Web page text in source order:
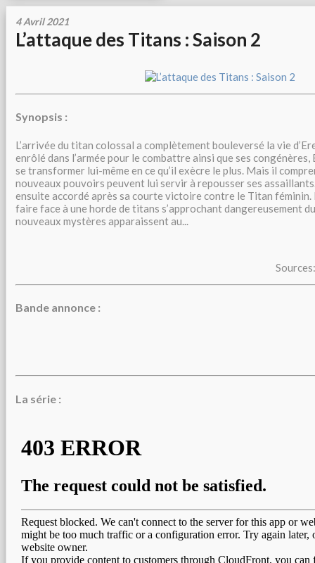
4 Avril 2021
L’attaque des Titans : Saison 2
Synopsis :
L’arrivée du titan colossal a complètement bouleversé la vie
enrôlé dans l’armée pour le combattre ainsi que ses congénères,
se transformer lui-même en ce qu’il exècre le plus. Mais il
nouveaux pouvoirs peuvent lui servir à repousser ses
ensuite accordé après sa courte victoire contre le Titan
faire face à une horde de titans s’approchant dangereusement
nouveaux mystères apparaissent au...
Bande annonce :
La série :